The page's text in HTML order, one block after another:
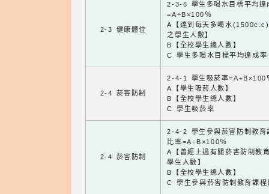
2-3 健康體位
2-3-6 學生多喝水目標平均達
=A÷B×100％
A【達到每天多喝水
之學生人數】
B【全校學生總人數】
C 學生多喝水目標平均達成率
2-4 菸害防制
2-4-1 學生吸菸率=A÷B×100
A【學生吸菸人數】
B【全校學生總人數】
C 學生吸菸率
2-4 菸害防制
2-4-2 學生參與菸害防制教育
比率=A÷B×100％
A【曾經上過有關菸害防制教
學生人數】
B【全校學生總人數】
C 學生參與菸害防制教育課程